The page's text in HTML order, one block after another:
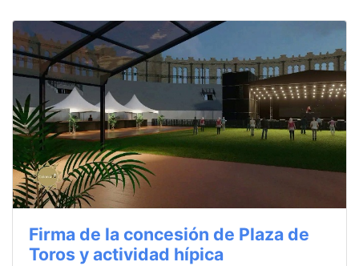
Firma de la concesión de Plaza de
Toros y actividad hípica